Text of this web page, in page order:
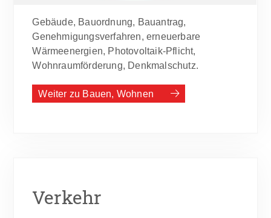
Gebäude, Bauordnung, Bauantrag,
Genehmigungsverfahren, erneuerbare
Wärmeenergien, Photovoltaik-Pflicht,
Wohnraumförderung, Denkmalschutz.
Weiter zu Bauen, Wohnen
Verkehr